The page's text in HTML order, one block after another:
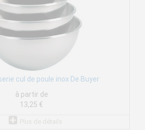
cul de poule inox De Buyer
à partir de
13,25 €